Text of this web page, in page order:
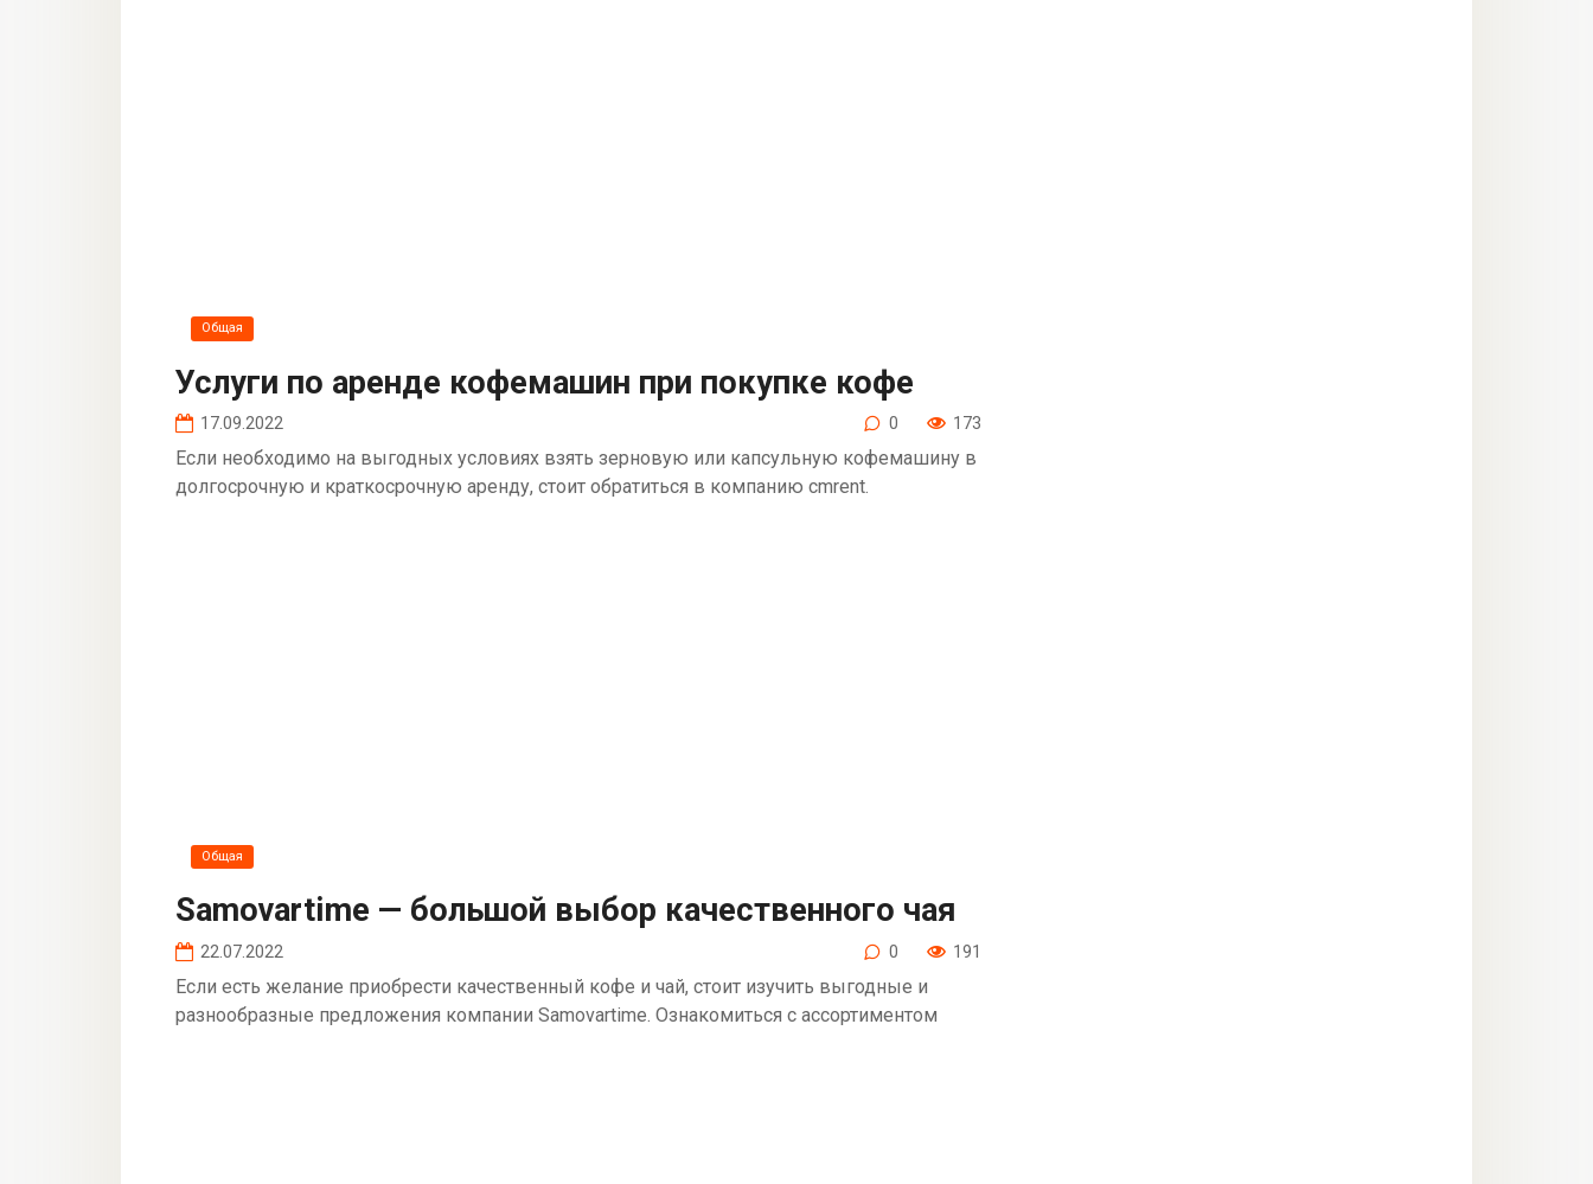
Общая
Услуги по аренде кофемашин при покупке кофе
17.09.2022 0 173
Если необходимо на выгодных условиях взять зерновую или капсульную кофемашину в
долгосрочную и краткосрочную аренду, стоит обратиться в компанию cmrent.
Общая
Samovartime — большой выбор качественного чая
22.07.2022 0 191
Если есть желание приобрести качественный кофе и чай, стоит изучить выгодные и
разнообразные предложения компании Samovartime. Ознакомиться с ассортиментом